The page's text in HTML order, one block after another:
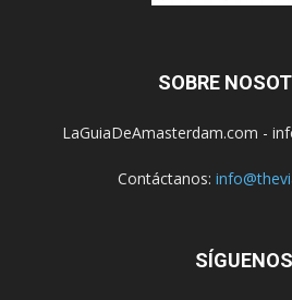
SOBRE
LaGuiaDeAmasterdam.com -
Contáctanos:
SÍGUENOS